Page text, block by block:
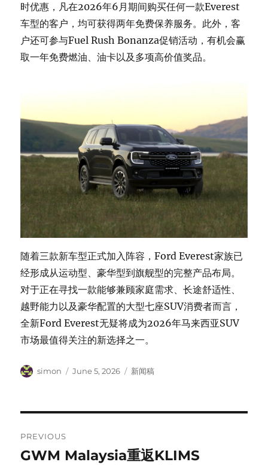
时优惠，凡在2026年6月期间购买任何一款Everest
车型的客户，均可获得两年免费保养服务。此外，客
户还可参与Fuel Rush Bonanza促销活动，有机会赢
取一年免费燃油、油卡以及多项高价值奖品。
随着三款新车型正式加入阵容，Ford Everest家族已
经形成从运动型、豪华型到旗舰型的完整产品布局。
对于正在寻找一款能够兼顾家庭需求、长途舒适性、
越野能力以及豪华配置的大型七座SUV消费者而言，
全新Ford Everest无疑将成为2026年马来西亚SUV
市场最值得关注的新选择之一。
Author
simon
Posted
June 5, 2026 Categories
新闻稿
navigation
PREVIOUS
Previous
GWM Malaysia重返KLIMS